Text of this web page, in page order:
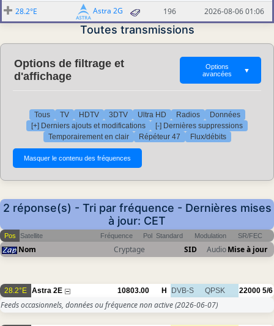
28.2°E
Astra 2G 196 2026-08-06 01:06
Toutes transmissions
Options de filtrage et
d'affichage
Options
avancées
▼
Tous TV HDTV 3DTV Ultra HD Radios
Données
[+] Derniers ajouts et modifications
[-] Dernières suppressions
Temporairement en clair
Répéteur 47 Flux/débits
2 réponse(s) - Tri par fréquence - Dernières mises
à jour: CET
Pos Satellite Fréquence Pol Standard Modulation SR/FEC
Nom Cryptage SID AudioMise à jour
28.2°E Astra 2E 10803.00 H DVB-S QPSK 22000 5/6
Feeds occasionnels, données ou fréquence non active(2026-06-07)